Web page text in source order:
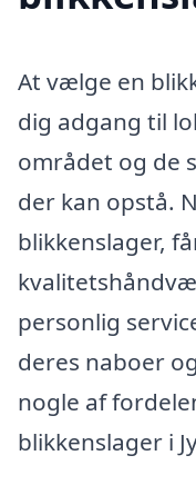
At vælge en
dig adgang til
området og de
der kan opstå.
blikkenslager,
personlig
deres naboer
nogle af
blikkenslager i